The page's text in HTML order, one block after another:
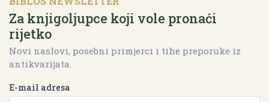
Za knjigoljupce koji vole pronaći
rijetko
Novi naslovi, posebni primjerci i tihe preporuke iz
antikvarijata.
E-mail adresa